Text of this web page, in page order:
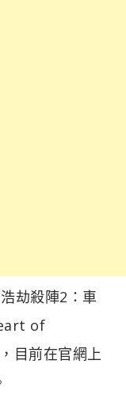
劫殺陣2：車
of
目前在官網上